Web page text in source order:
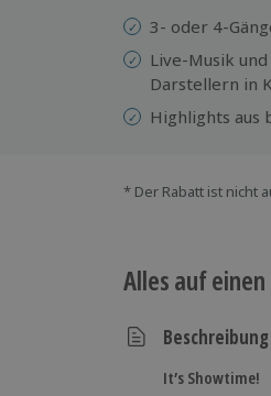
3- oder 4-
Live-Musik
Darstellern in
Highlights aus
* Der Rabatt ist nicht
Alles auf
Beschreibung
It’s Showtime!